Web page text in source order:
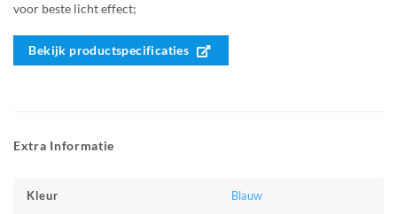
voor beste licht effect;
Bekijk productspecificaties
Extra Informatie
Kleur Blauw